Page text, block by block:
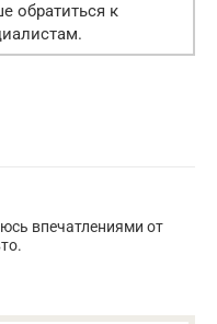
обратиться к
впечатлениями от